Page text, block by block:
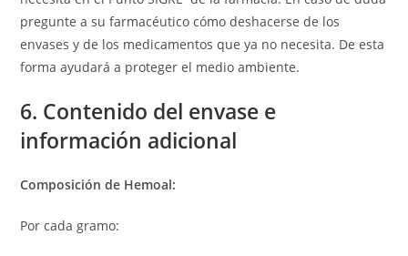
pregunte a su farmacéutico cómo deshacerse de los
envases y de los medicamentos que ya no necesita. De esta
forma ayudará a proteger el medio ambiente.
6. Contenido del envase e
información adicional
Composición de Hemoal:
Por cada gramo: